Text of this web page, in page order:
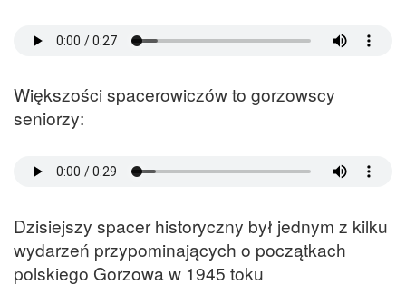
Większości spacerowiczów to gorzowscy
seniorzy:
Dzisiejszy spacer historyczny był jednym z kilku
wydarzeń przypominających o początkach
polskiego Gorzowa w 1945 toku